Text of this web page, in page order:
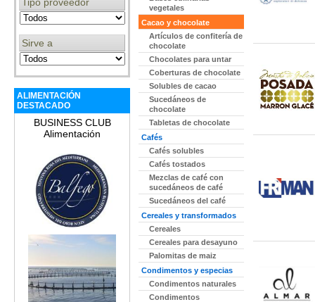
Sirve a
ALIMENTACIÓN
DESTACADO
BUSINESS CLUB
Alimentación
vegetales
Cacao y chocolate
Artículos de confitería de
chocolate
Chocolates para untar
Coberturas de chocolate
Solubles de cacao
Sucedáneos de
chocolate
Tabletas de chocolate
Cafés
Cafés solubles
Cafés tostados
Mezclas de café con
sucedáneos de café
Sucedáneos del café
Cereales y transformados
Cereales
Cereales para desayuno
Palomitas de maiz
Condimentos y especias
Condimentos naturales
Condimentos